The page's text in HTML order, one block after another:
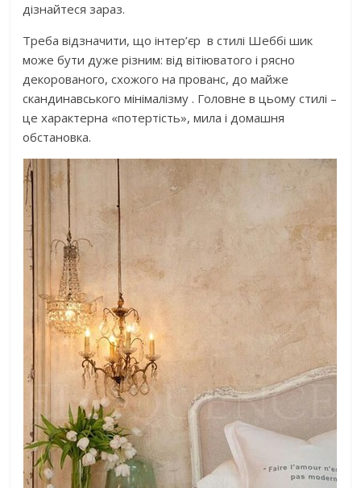
дізнайтеся зараз.
Треба відзначити, що інтер’єр в стилі Шеббі шик
може бути дуже різним: від вітіюватого і рясно
декорованого, схожого на прованс, до майже
скандинавського мінімалізму . Головне в цьому стилі –
це характерна «потертість», мила і домашня
обстановка.